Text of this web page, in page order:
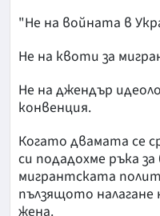
"Не на войната в
Не на квоти за
Не на джендър
конвенция.
Когато двамата се
си подадохме ръка
мигрантската
пълзящото
жена.